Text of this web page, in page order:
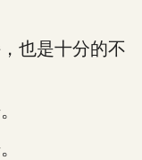
也是十分的不